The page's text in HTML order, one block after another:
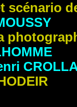
scénario